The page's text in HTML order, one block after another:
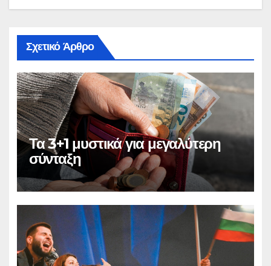
Σχετικό Άρθρο
Τα 3+1 μυστικά για μεγαλύτερη
σύνταξη